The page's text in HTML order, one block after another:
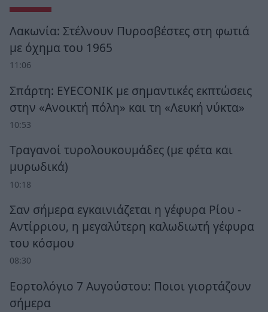
Λακωνία: Στέλνουν Πυροσβέστες στη φωτιά
με όχημα του 1965
11:06
Σπάρτη: EYECONIK με σημαντικές εκπτώσεις
στην «Ανοικτή πόλη» και τη «Λευκή νύκτα»
10:53
Τραγανοί τυρολουκουμάδες (με φέτα και
μυρωδικά)
10:18
Σαν σήμερα εγκαινιάζεται η γέφυρα Ρίου -
Αντίρριου, η μεγαλύτερη καλωδιωτή γέφυρα
του κόσμου
08:30
Εορτολόγιο 7 Αυγούστου: Ποιοι γιορτάζουν
σήμερα